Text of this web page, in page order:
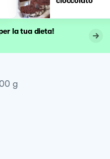
la tua dieta!
g